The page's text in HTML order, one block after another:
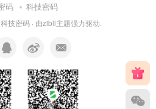
码 科技密码
科技密码 · 由zibll主题强力驱动.